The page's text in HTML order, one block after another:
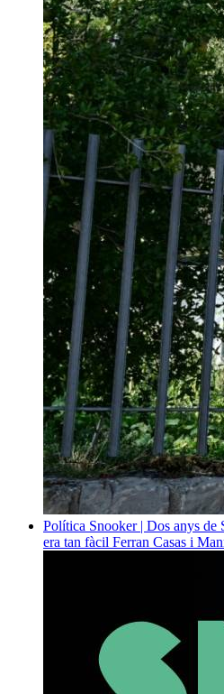
Política Snooker | Dos anys
era tan fàcil Ferran Casas i